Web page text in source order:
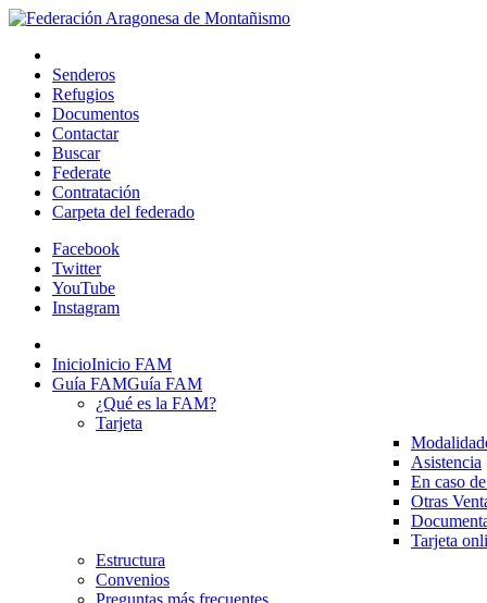
Senderos
Refugios
Documentos
Contactar
Buscar
Federate
Contratación
Carpeta del federado
Facebook
Twitter
YouTube
Instagram
InicioInicio FAM
Guía FAMGuía FAM
¿Qué es la FAM?
Tarjeta
Asistencia
En caso
Otras
Tarjeta
Estructura
Convenios
Preguntas más frecuentes